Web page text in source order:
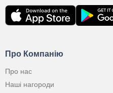
Про Компанію
Про нас
Наші нагороди